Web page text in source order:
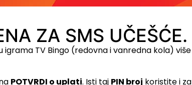
ZA SMS UČEŠĆE.
igrama TV Bingo (redovna i vanredna kola) više
POTVRDI o uplati. Isti taj PIN broj koristite i za